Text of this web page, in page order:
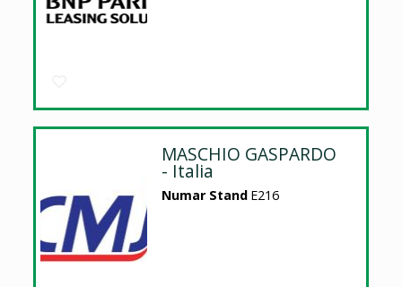
MASCHIO GASPARDO
- Italia
Numar Stand E216